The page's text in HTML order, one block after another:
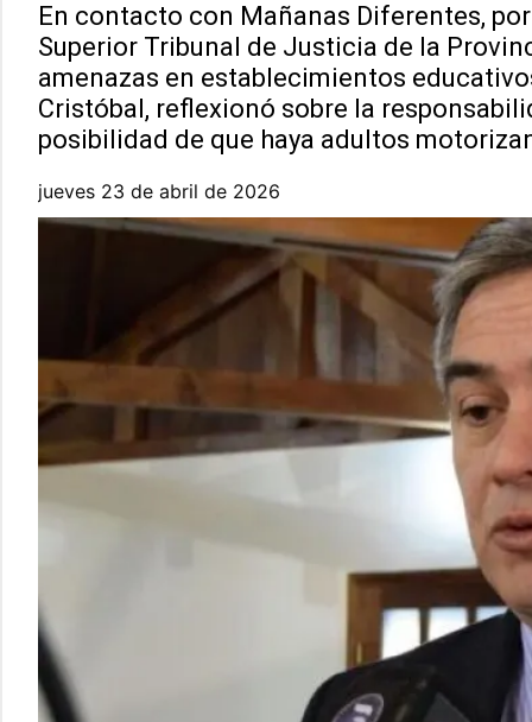
En contacto con Mañanas Diferentes,
Superior Tribunal de Justicia de la
amenazas en establecimientos
Cristóbal, reflexionó sobre la
posibilidad de que haya adultos
jueves 23 de abril de 2026